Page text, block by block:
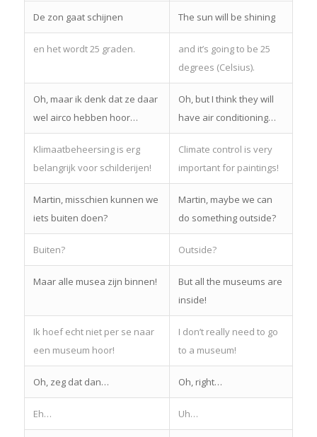
De zon gaat schijnen The sun will be shining
en het wordt 25 graden.
and it’s going to be 25
degrees (Celsius).
Oh, maar ik denk dat ze daar
wel airco hebben hoor…
Oh, but I think they will
have air conditioning…
Klimaatbeheersing is erg
belangrijk voor schilderijen!
Climate control is very
important for paintings!
Martin, misschien kunnen we
iets buiten doen?
Martin, maybe we can
do something outside?
Buiten? Outside?
Maar alle musea zijn binnen!
But all the museums are
inside!
Ik hoef echt niet per se naar
een museum hoor!
I don’t really need to go
to a museum!
Oh, zeg dat dan… Oh, right…
Eh… Uh…